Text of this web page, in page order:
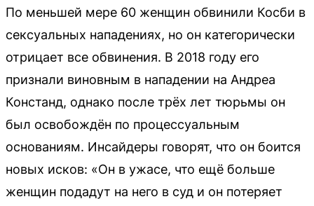
По меньшей мере 60 женщин обвинили Косби в
сексуальных нападениях, но он категорически
отрицает все обвинения. В 2018 году его
признали виновным в нападении на Андреа
Констанд, однако после трёх лет тюрьмы он
был освобождён по процессуальным
основаниям. Инсайдеры говорят, что он боится
новых исков: «Он в ужасе, что ещё больше
женщин подадут на него в суд и он потеряет